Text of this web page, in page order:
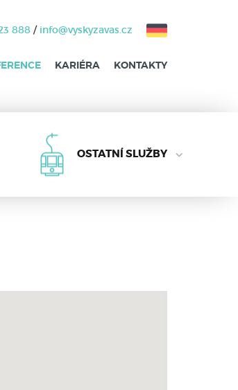
888 / info@vyskyzavas.cz
KARIÉRA KONTAKTY
OSTATNÍ SLUŽBY